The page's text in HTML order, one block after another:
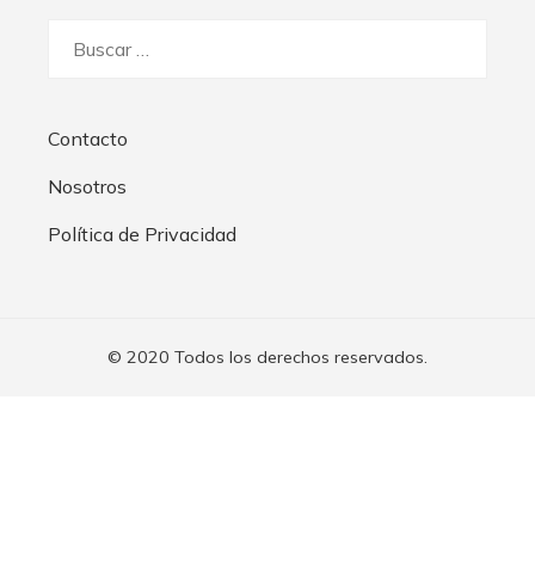
Contacto
Nosotros
Política de Privacidad
© 2020 Todos los derechos reservados.